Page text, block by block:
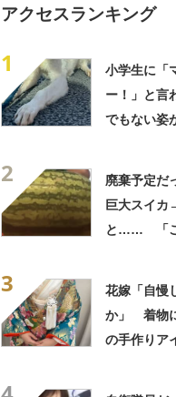
アクセスランキング
1
小学生に「
ー！」と言
でもない姿
2
廃棄予定だ
巨大スイカ
と…… 「こ
3
花嫁「自慢
か」 着物
の手作りア